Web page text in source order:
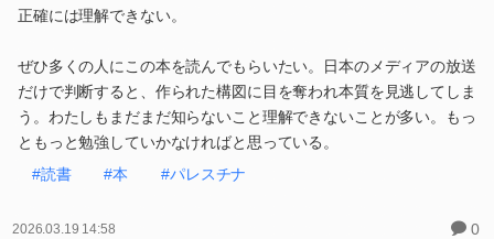
正確には理解できない。
ぜひ多くの人にこの本を読んでもらいたい。日本のメディアの放送
だけで判断すると、作られた構図に目を奪われ本質を見逃してしま
う。わたしもまだまだ知らないこと理解できないことが多い。もっ
ともっと勉強していかなければと思っている。
#読書
#本 #パレスチナ
2026.03.19 14:58 0